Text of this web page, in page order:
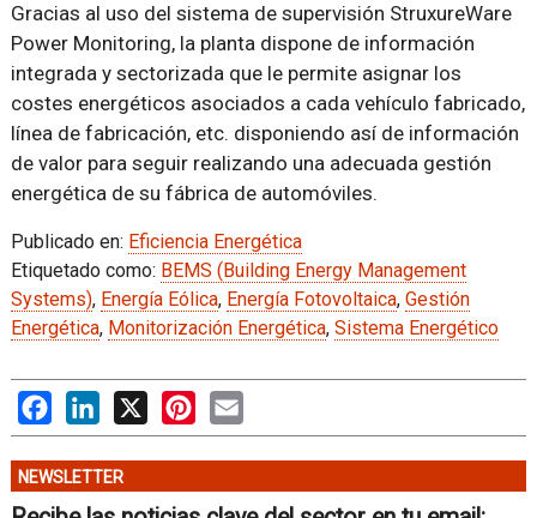
Gracias al uso del sistema de supervisión StruxureWare
Power Monitoring, la planta dispone de información
integrada y sectorizada que le permite asignar los
costes energéticos asociados a cada vehículo fabricado,
línea de fabricación, etc. disponiendo así de información
de valor para seguir realizando una adecuada gestión
energética de su fábrica de automóviles.
Publicado en: Eficiencia Energética
Etiquetado como: BEMS (Building Energy Management
Systems), Energía Eólica, Energía Fotovoltaica, Gestión
Energética, Monitorización Energética, Sistema Energético
FacebookLinkedIn
X PinterestEmail
NEWSLETTER